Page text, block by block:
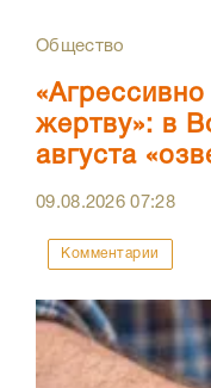
Общество
жертву»: в
августа
09.08.202607:28
Комментарии